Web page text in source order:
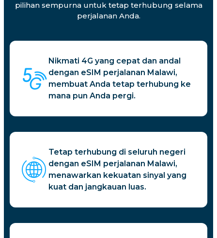
pilihan sempurna untuk tetap terhubung selama
perjalanan Anda.
Nikmati 4G yang cepat dan andal
dengan eSIM perjalanan Malawi,
membuat Anda tetap terhubung ke
mana pun Anda pergi.
Tetap terhubung di seluruh negeri
dengan eSIM perjalanan Malawi,
menawarkan kekuatan sinyal yang
kuat dan jangkauan luas.